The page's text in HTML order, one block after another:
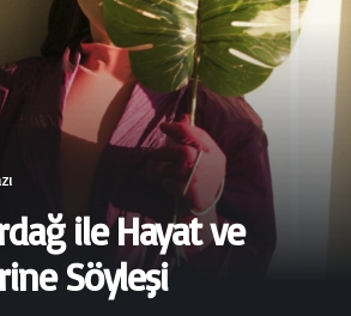
ile Hayat ve
Söyleşi